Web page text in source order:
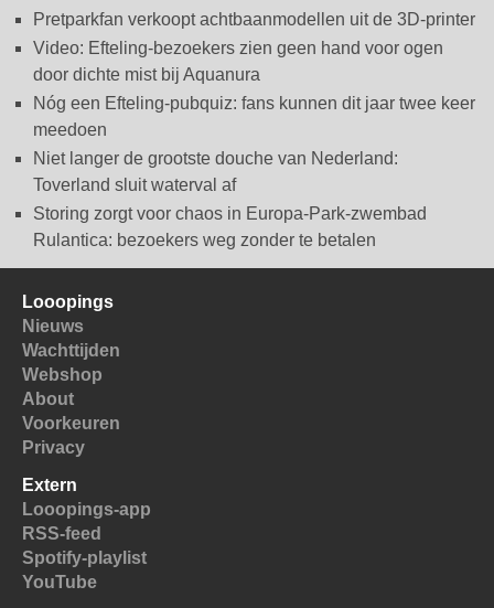
Pretparkfan verkoopt achtbaanmodellen uit de 3D-printer
Video: Efteling-bezoekers zien geen hand voor ogen
door dichte mist bij Aquanura
Nóg een Efteling-pubquiz: fans kunnen dit jaar twee keer
meedoen
Niet langer de grootste douche van Nederland:
Toverland sluit waterval af
Storing zorgt voor chaos in Europa-Park-zwembad
Rulantica: bezoekers weg zonder te betalen
Looopings
Nieuws
Wachttijden
Webshop
About
Voorkeuren
Privacy
Extern
Looopings-app
RSS-feed
Spotify-playlist
YouTube